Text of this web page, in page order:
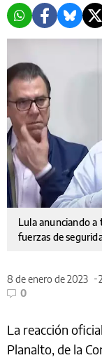
Lula anunciando a
fuerzas de
8 de enero de 2023
0
La reacción
Planalto, de la